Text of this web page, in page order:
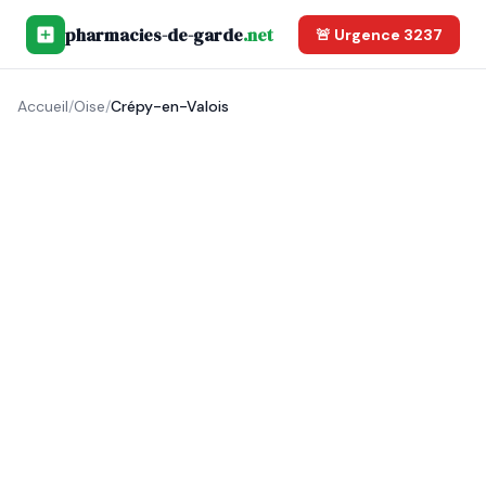
pharmacies-de-garde.net 🚨 Urgence 3237
Accueil/Oise/Crépy-en-Valois